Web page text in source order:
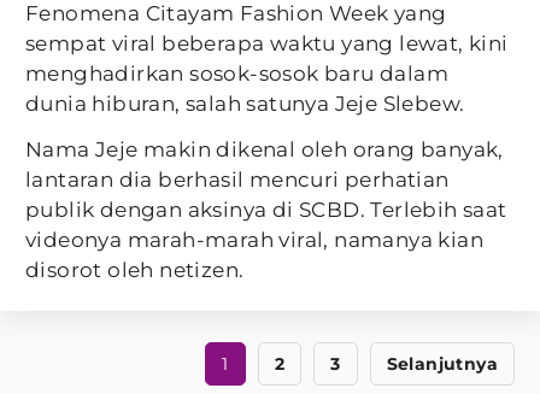
Fenomena Citayam Fashion Week yang
sempat viral beberapa waktu yang lewat, kini
menghadirkan sosok-sosok baru dalam
dunia hiburan, salah satunya Jeje Slebew.
Nama Jeje makin dikenal oleh orang banyak,
lantaran dia berhasil mencuri perhatian
publik dengan aksinya di SCBD. Terlebih saat
videonya marah-marah viral, namanya kian
disorot oleh netizen.
1 2 3 Selanjutnya